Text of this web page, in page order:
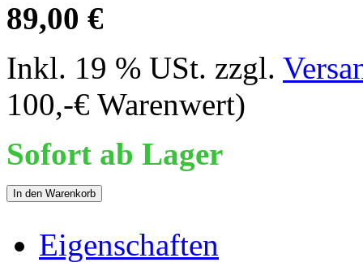
89,00 €
Inkl. 19 % USt. zzgl.
100,-€ Warenwert)
Sofort ab Lager
In den Warenkorb
Eigenschaften